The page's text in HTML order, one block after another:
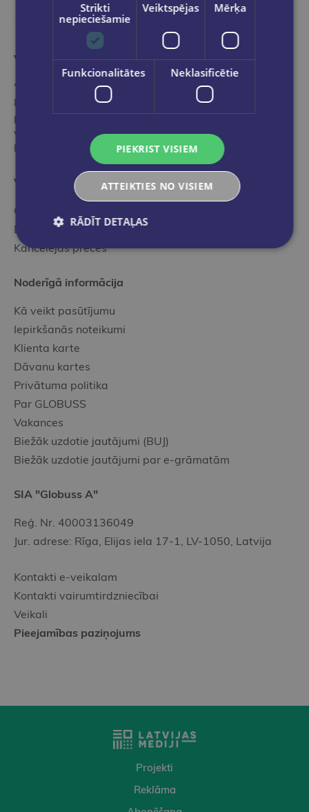
Vairāk nekā grāmatnīca
"Globuss" ir ideāla pieturvieta grāmatu pasaulē tiem,
kas vēlas iepazīties ar mūsu profesionālo,
pieredzējušo speciālistu izvēlētu - starptautisko un
vietējo izdevēju labāko un populārāko izdevumu
klāstu.
Veikala kategorijas
Grāmatu katalogs
E-grāmatu katalogs
Kancelejas preces
Noderīgā informācija
Kā veikt pasūtījumu
Iepirkšanās noteikumi
Klienta karte
Dāvanu kartes
Privātuma politika
Par GLOBUSS
Vakances
Biežāk uzdotie jautājumi (BUJ)
Biežāk uzdotie jautājumi par e-grāmatām
SIA "Globuss A"
Reģ. Nr. 40003136049
Jur. adrese: Rīga, Elijas iela 17-1, LV-1050, Latvija
Kontakti e-veikalam
Kontakti vairumtirdzniecībai
Veikali
Pieejamības paziņojums
Projekti
Reklāma
Strikti
nepieciešamie
Veiktspējas Mērķa
Funkcionalitātes Neklasificētie
PIEKRIST VISIEM
ATTEIKTIES NO VISIEM
RĀDĪT DETAĻAS